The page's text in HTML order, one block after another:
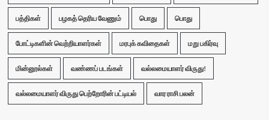
பத்திகள் பழகத் தெரிய வேணும் பொது பொது
போட்டிகளின் வெற்றியாளர்கள் மரபுக் கவிதைகள் மறு பகிர்வு
மின்னூல்கள் வண்ணப் படங்கள் வல்லமையாளர் விருது!
வல்லமையாளர் விருது பெற்றோரின் பட்டியல் வார ராசி பலன்